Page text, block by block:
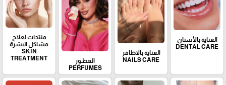
العناية بالأسنان
DENTAL CARE
العناية بالاظافر
NAILS CARE
العطـور
PERFUMES
منتجات لعلاج
مشاكل البشرة
SKIN
TREATMENT